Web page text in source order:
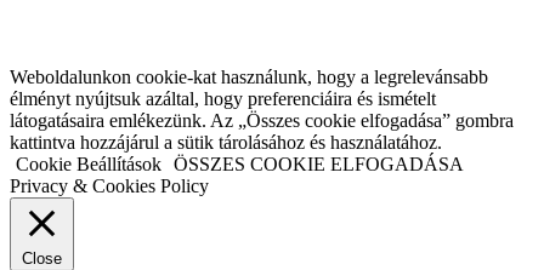
Weboldalunkon cookie-kat használunk, hogy a legrelevánsabb
élményt nyújtsuk azáltal, hogy preferenciáira és ismételt
látogatásaira emlékezünk. Az „Összes cookie elfogadása” gombra
kattintva hozzájárul a sütik tárolásához és használatához.
Cookie Beállítások ÖSSZES COOKIE ELFOGADÁSA
Privacy & Cookies Policy
Close